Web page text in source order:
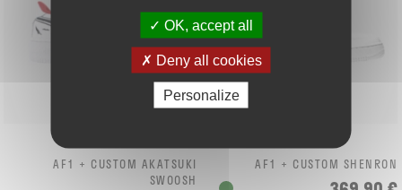
AF1 + CUSTOM AKATSUKI
SWOOSH
AF1 + CUSTOM SHENRON
OK, accept all
Deny all cookies
Personalize